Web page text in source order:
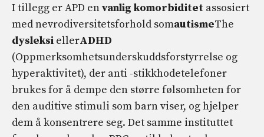
I tillegg er APD envanlig komorbiditet assosiert
med nevrodiversitetsforhold somautismeThe
dysleksi ellerADHD
(Oppmerksomhetsunderskuddsforstyrrelse og
hyperaktivitet), der anti -stikkhodetelefoner
brukes for å dempe den større følsomheten for
den auditive stimuli som barn viser, og hjelper
dem å konsentrere seg. Det samme instituttet